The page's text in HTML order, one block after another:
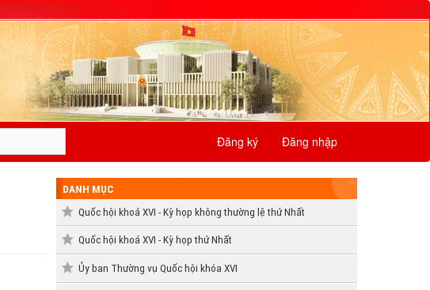
Đăng ký Đăng nhập
DANH MỤC
Quốc hội khoá XVI - Kỳ họp không thường lệ thứ Nhất
Quốc hội khoá XVI - Kỳ họp thứ Nhất
Ủy ban Thường vụ Quốc hội khóa XVI